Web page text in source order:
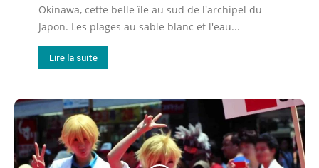
Okinawa, cette belle île au sud de l'archipel du
Japon. Les plages au sable blanc et l'eau...
Lire la suite